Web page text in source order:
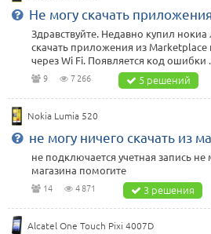
Не могу скачать
Здравствуйте. Недавно купил
скачать приложения из
через Wi Fi. Появляется код ошибки
9 7 266 5 решений
Nokia Lumia 520
не могу ничего скачать из
не подключается учетная запись не
магазина помогите
14 4 871 3 решения
Alcatel One Touch Pixi 4007D